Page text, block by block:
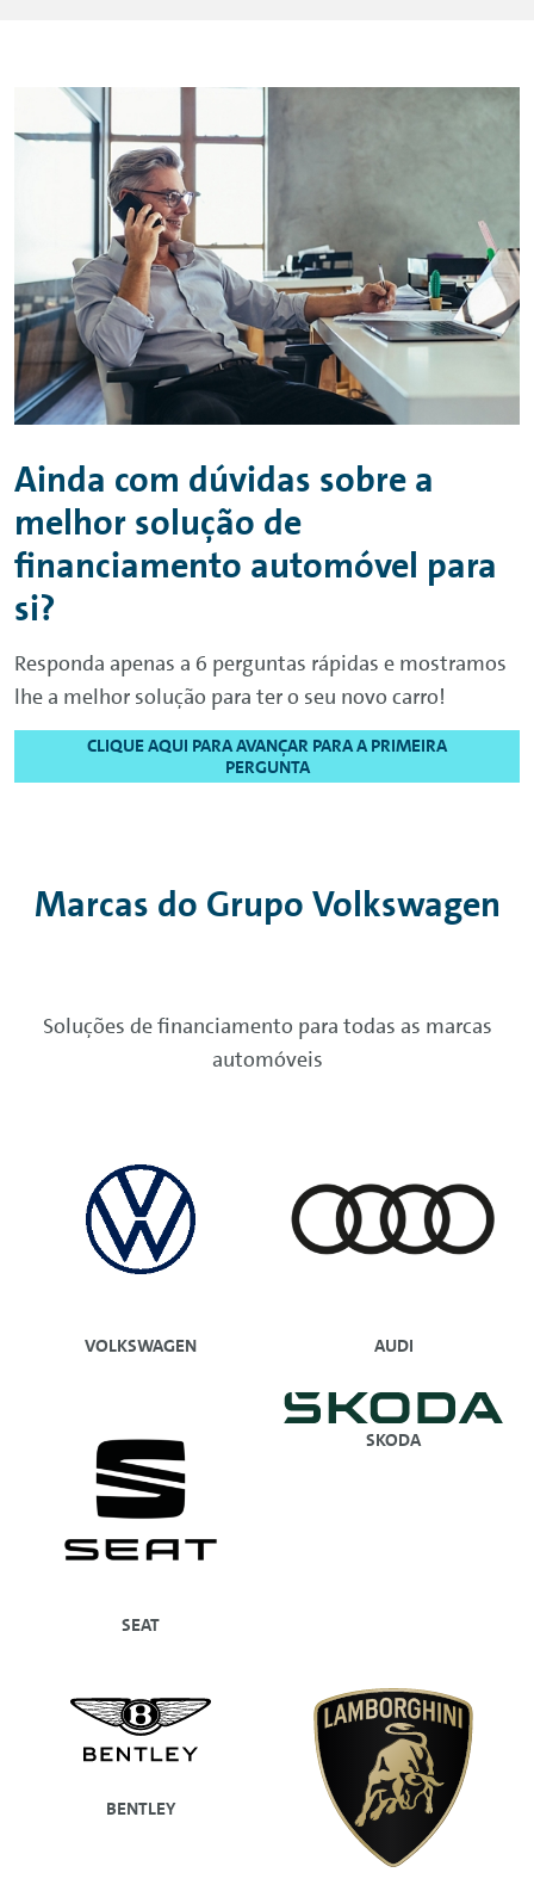
Ainda com dúvidas sobre a
melhor solução de
financiamento automóvel para
si?
Responda apenas a 6 perguntas rápidas e mostramos
lhe a melhor solução para ter o seu novo carro!
CLIQUE AQUI PARA AVANÇAR PARA A PRIMEIRA
PERGUNTA
Marcas do Grupo Volkswagen
Soluções de financiamento para todas as marcas
automóveis
VOLKSWAGEN AUDI
SEAT
SKODA
BENTLEY